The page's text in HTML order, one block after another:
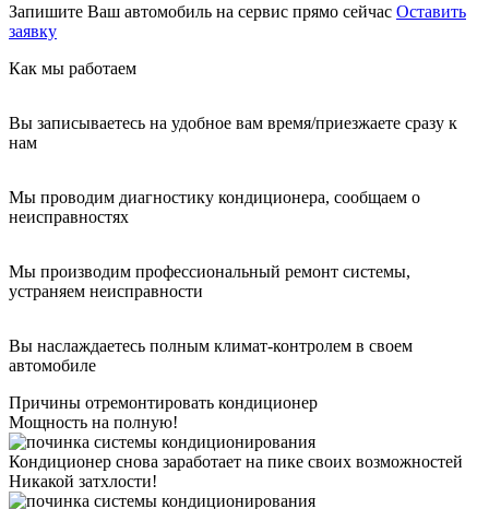
Запишите Ваш автомобиль на сервис прямо сейчас Оставить
заявку
Как мы работаем
Вы записываетесь на удобное вам время/приезжаете сразу к
нам
Мы проводим диагностику кондиционера, сообщаем о
неисправностях
Мы производим профессиональный ремонт системы,
устраняем неисправности
Вы наслаждаетесь полным климат-контролем в своем
автомобиле
Причины отремонтировать кондиционер
Мощность на полную!
Кондиционер снова заработает на пике своих возможностей
Никакой затхлости!